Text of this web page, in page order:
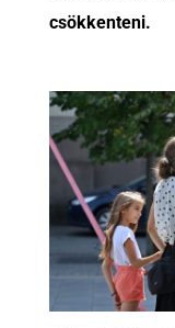
csökkenteni.